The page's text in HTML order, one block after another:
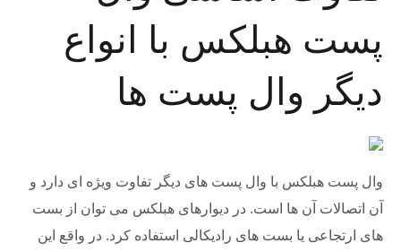
پست هبلکس با انواع
دیگر وال پست ها
وال پست هبلکس با وال پست های دیگر تفاوت ویژه ای دارد و
آن اتصالات آن ها است. در دیوارهای هبلکس می توان از بست
های ارتجاعی یا بست های رادیکالی استفاده کرد. در واقع این